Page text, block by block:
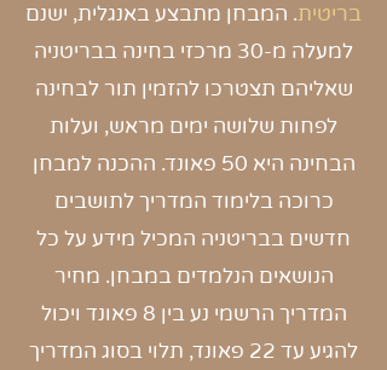
בריטית. המבחן מתבצע באנגלית, ישנם
למעלה מ-30 מרכזי בחינה בבריטניה
שאליהם תצטרכו להזמין תור לבחינה
לפחות שלושה ימים מראש, ועלות
הבחינה היא 50 פאונד. ההכנה למבחן
כרוכה בלימוד המדריך לתושבים
חדשים בבריטניה המכיל מידע על כל
הנושאים הנלמדים במבחן. מחיר
המדריך הרשמי נע בין 8 פאונד ויכול
להגיע עד 22 פאונד, תלוי בסוג המדריך